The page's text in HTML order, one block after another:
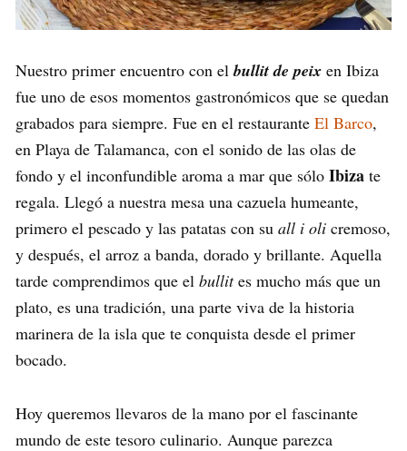
Nuestro primer encuentro con elbullit de peix en Ibiza
fue uno de esos momentos gastronómicos que se quedan
grabados para siempre. Fue en el restaurante El Barco,
en Playa de Talamanca, con el sonido de las olas de
fondo y el inconfundible aroma a mar que sólo Ibiza te
regala. Llegó a nuestra mesa una cazuela humeante,
primero el pescado y las patatas con su all i oli cremoso,
y después, el arroz a banda, dorado y brillante. Aquella
tarde comprendimos que el bullites mucho más que un
plato, es una tradición, una parte viva de la historia
marinera de la isla que te conquista desde el primer
bocado.
Hoy queremos llevaros de la mano por el fascinante
mundo de este tesoro culinario. Aunque parezca